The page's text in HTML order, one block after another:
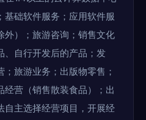
基础软件服务；应用软件服
外）；旅游咨询；销售文化
、自行开发后的产品；发
旅游业务；出版物零售；
经营（销售散装食品）；出
自主选择经营项目，开展经